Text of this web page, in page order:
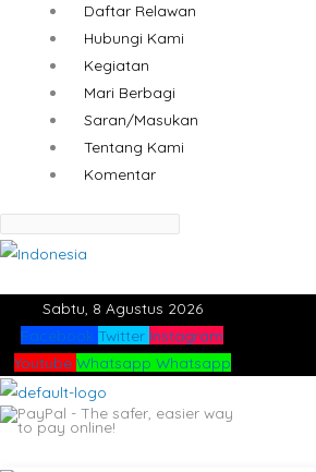
Daftar Relawan
Hubungi Kami
Kegiatan
Mari Berbagi
Saran/Masukan
Tentang Kami
Komentar
Sabtu, 8 Agustus 2026
Facebook Twitter Instagram
Youtube Whatsapp Whatsapp